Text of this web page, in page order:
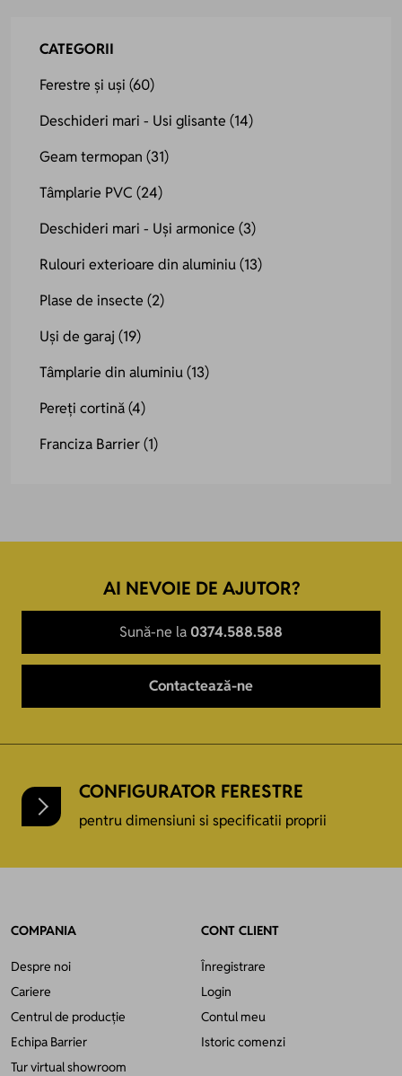
CATEGORII
Ferestre și uși (60)
Deschideri mari - Usi glisante (14)
Geam termopan (31)
Tâmplarie PVC (24)
Deschideri mari - Uși armonice (3)
Rulouri exterioare din aluminiu(13)
Plase de insecte (2)
Uși de garaj(19)
Tâmplarie din aluminiu(13)
Pereți cortină(4)
Franciza Barrier(1)
AI NEVOIE DE AJUTOR?
Sună-ne la 0374.588.588
Contactează-ne
CONFIGURATOR FERESTRE
pentru dimensiuni si specificatii proprii
COMPANIA
Despre noi
Cariere
Centrul de producție
Echipa Barrier
Tur virtual showroom
CONT CLIENT
Înregistrare
Login
Contul meu
Istoric comenzi